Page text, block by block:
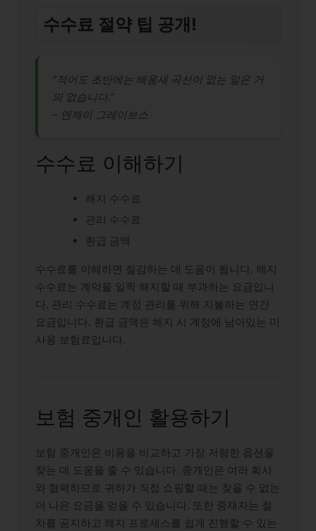
수수료 절약 팁 공개!
“적어도 초반에는 배움새 곡선이 없는 일은 거
의 없습니다.”
– 엔제이 그레이브스
수수료 이해하기
해지 수수료
관리 수수료
환급 금액
수수료를 이해하면 절감하는 데 도움이 됩니다. 해지
수수료는 계약을 일찍 해지할 때 부과하는 요금입니
다. 관리 수수료는 계정 관리를 위해 지불하는 연간
요금입니다. 환급 금액은 해지 시 계정에 남아있는 미
사용 보험료입니다.
보험 중개인 활용하기
보험 중개인은 비용을 비교하고 가장 저렴한 옵션을
찾는 데 도움을 줄 수 있습니다. 중개인은 여러 회사
와 협력하므로 귀하가 직접 쇼핑할 때는 찾을 수 없는
더 나은 요금을 얻을 수 있습니다. 또한 중재자는 절
차를 공지하고 해지 프로세스를 쉽게 진행할 수 있는